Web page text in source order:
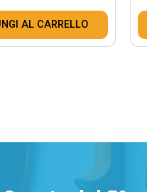
AL CARRELLO